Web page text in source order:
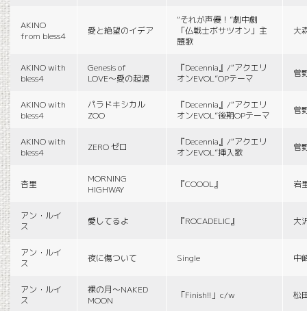
AKINO
from bless4
愛と絶望のイデア
“それが声優！”劇中劇
「仏戦士ボサツオン」主
題歌
大
AKINO with
bless4
Genesis of
LOVE〜愛の起源
『Decennia』/“アクエリ
オンEVOL”OPテーマ
菅
AKINO with
bless4
パラドキシカル
ZOO
『Decennia』/“アクエリ
オンEVOL”後期OPテーマ
菅
AKINO with
bless4
ZERO ゼロ
『Decennia』/“アクエリ
オンEVOL”挿入歌
菅
杏里
MORNING
HIGHWAY
『COOOL』 岩
アン・ルイ
ス
愛してるよ 『ROCADELIC』 大
アン・ルイ
ス
夜に傷ついて Single 中
アン・ルイ
ス
裸の月〜NAKED
MOON
「Finish!!」c/w 松